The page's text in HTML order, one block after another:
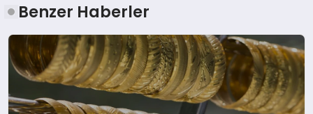
Benzer Haberler